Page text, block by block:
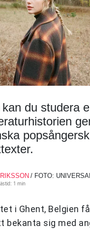
du studera
/ FOTO:
1 min
i Ghent, Belgien
bekanta sig med